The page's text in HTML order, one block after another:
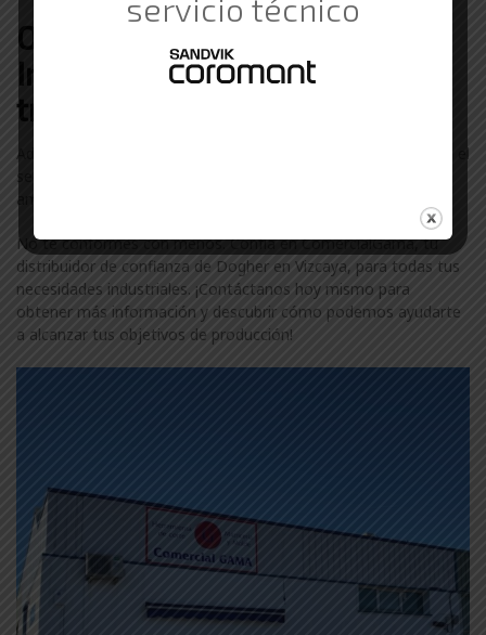
Otras marcas de Suministros
Industriales con las que
trabajamos en Vizcaya
Además de Dogher, colaboramos con otras marcas líderes en el
amplia gama de marcas visitando nuestra
No te conformes con menos. Confía en ComercialGama, tu
distribuidor de confianza de Dogher en Vizcaya, para todas tus
necesidades industriales. ¡Contáctanos hoy mismo para
obtener más información y descubrir cómo podemos ayudarte
a alcanzar tus objetivos de producción!
servicio técnico